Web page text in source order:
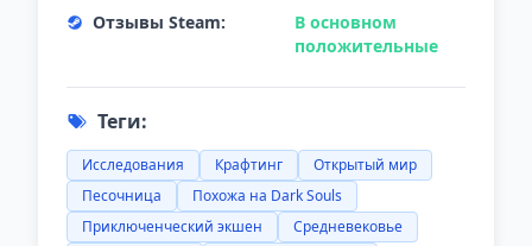
Отзывы Steam:
В основном
положительные
Теги:
Исследования Крафтинг
Открытый мир
Песочница
Похожа на Dark Souls
Приключенческий экшен
Средневековье